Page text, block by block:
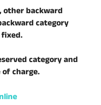
other backward
category
category and
charge.